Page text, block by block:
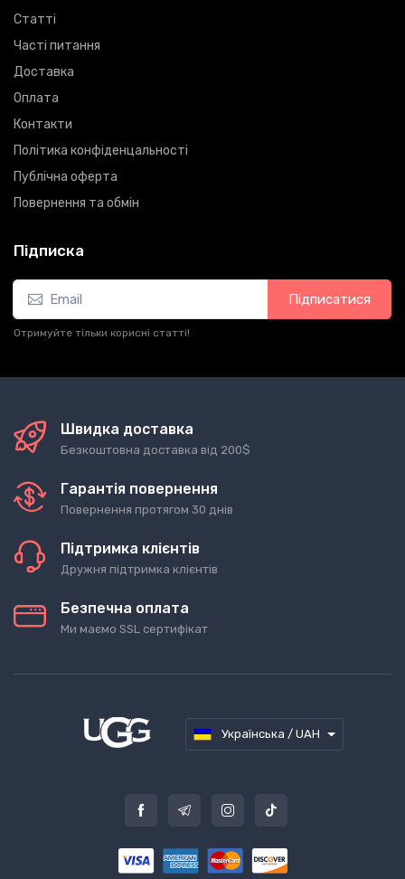
Статті
Часті питання
Доставка
Оплата
Контакти
Політика конфіденцальності
Публічна оферта
Повернення та обмін
Підписка
Підписатися
Отримуйте тільки корисні статті!
Швидка доставка
Безкоштовна доставка від 200$
Гарантія повернення
Повернення протягом 30 днів
Підтримка клієнтів
Дружня підтримка клієнтів
Безпечна оплата
Ми маємо SSL сертифікат
Українська / UAH